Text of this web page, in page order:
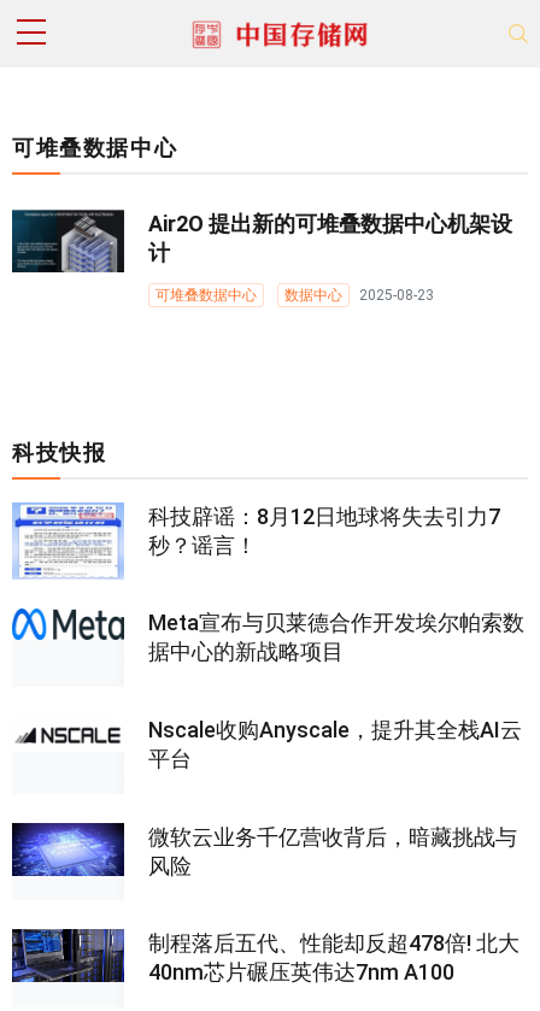
可堆叠数据中心
Air2O 提出新的可堆叠数据中心机架设
计
可堆叠数据中心 数据中心 2025-08-23
科技快报
科技辟谣：8月12日地球将失去引力7
秒？谣言！
Meta宣布与贝莱德合作开发埃尔帕索数
据中心的新战略项目
Nscale收购Anyscale，提升其全栈AI云
平台
微软云业务千亿营收背后，暗藏挑战与
风险
制程落后五代、性能却反超478倍! 北大
40nm芯片碾压英伟达7nm A100